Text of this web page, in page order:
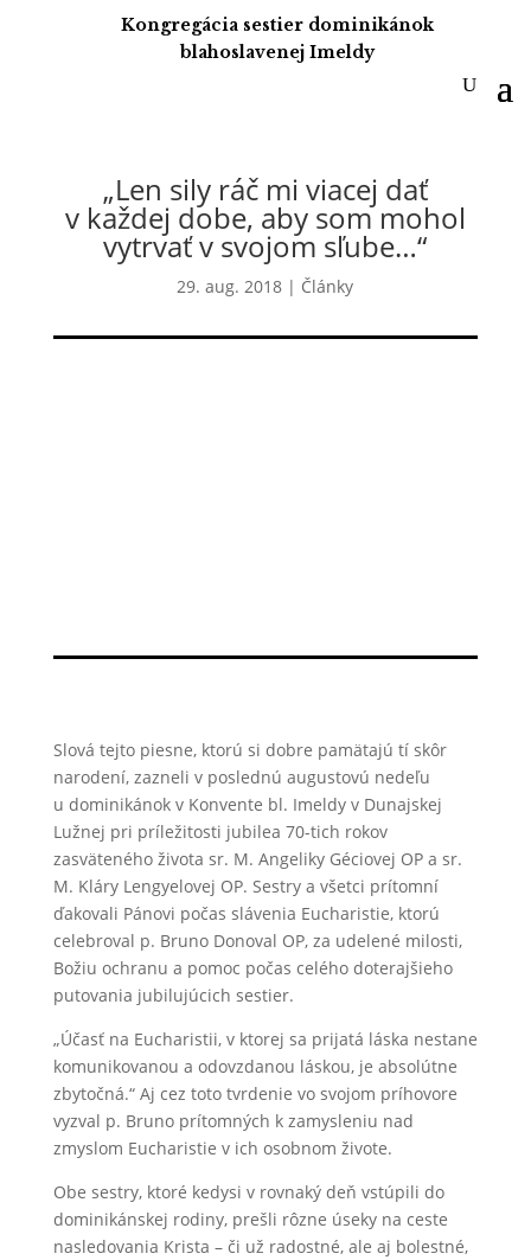
Kongregácia sestier dominikánok
blahoslavenej Imeldy
„Len sily ráč mi viacej dať
v každej dobe, aby som mohol
vytrvať v svojom sľube…“
29. aug. 2018 | Články
Slová tejto piesne, ktorú si dobre pamätajú tí skôr
narodení, zazneli v poslednú augustovú nedeľu
u dominikánok v Konvente bl. Imeldy v Dunajskej
Lužnej pri príležitosti jubilea 70-tich rokov
zasväteného života sr. M. Angeliky Géciovej OP a sr.
M. Kláry Lengyelovej OP. Sestry a všetci prítomní
ďakovali Pánovi počas slávenia Eucharistie, ktorú
celebroval p. Bruno Donoval OP, za udelené milosti,
Božiu ochranu a pomoc počas celého doterajšieho
putovania jubilujúcich sestier.
„Účasť na Eucharistii, v ktorej sa prijatá láska nestane
komunikovanou a odovzdanou láskou, je absolútne
zbytočná.“ Aj cez toto tvrdenie vo svojom príhovore
vyzval p. Bruno prítomných k zamysleniu nad
zmyslom Eucharistie v ich osobnom živote.
Obe sestry, ktoré kedysi v rovnaký deň vstúpili do
dominikánskej rodiny, prešli rôzne úseky na ceste
nasledovania Krista – či už radostné, ale aj bolestné,